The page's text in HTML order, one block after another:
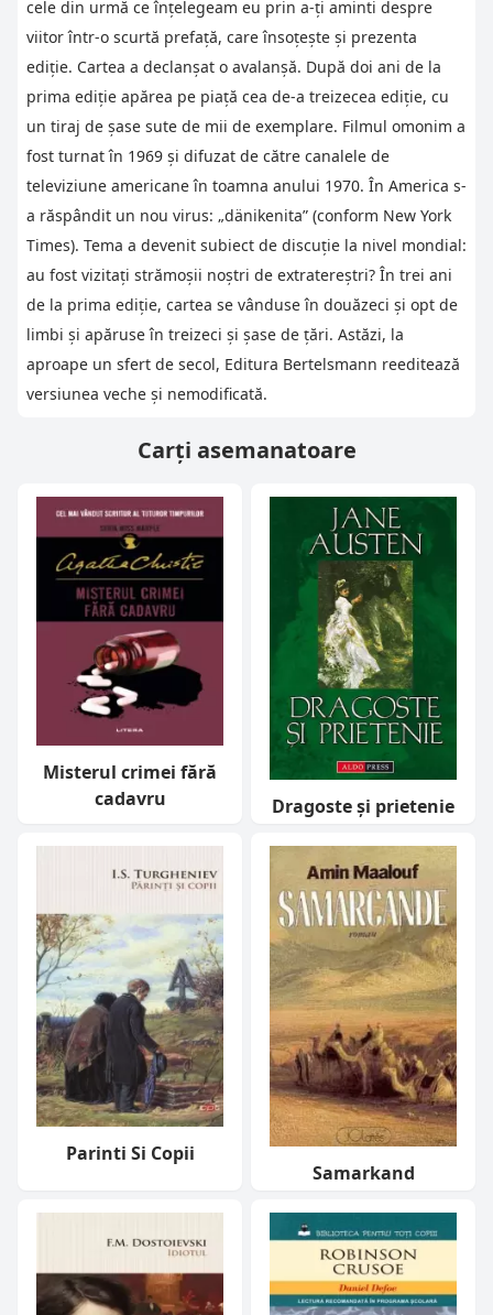
cele din urmă ce înţelegeam eu prin a-ţi aminti despre
viitor într-o scurtă prefaţă, care însoţeşte şi prezenta
ediţie. Cartea a declanşat o avalanşă. După doi ani de la
prima ediţie apărea pe piaţă cea de-a treizecea ediţie, cu
un tiraj de şase sute de mii de exemplare. Filmul omonim a
fost turnat în 1969 şi difuzat de către canalele de
televiziune americane în toamna anului 1970. În America s-
a răspândit un nou virus: „dänikenita” (conform New York
Times). Tema a devenit subiect de discuţie la nivel mondial:
au fost vizitaţi strămoşii noştri de extratereştri? În trei ani
de la prima ediţie, cartea se vânduse în douăzeci şi opt de
limbi şi apăruse în treizeci şi şase de ţări. Astăzi, la
aproape un sfert de secol, Editura Bertelsmann reeditează
versiunea veche şi nemodificată.
Carți asemanatoare
Misterul crimei fără
cadavru
Dragoste și prietenie
Parinti Si Copii
Samarkand